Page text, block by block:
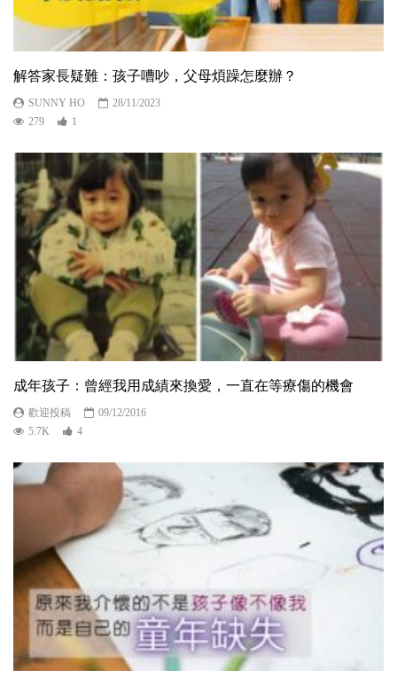
解答家長疑難：孩子嘈吵，父母煩躁怎麼辦？
SUNNY HO
28/11/2023
279
1
成年孩子：曾經我用成績來換愛，一直在等療傷的機會
歡迎投稿
09/12/2016
5.7K
4